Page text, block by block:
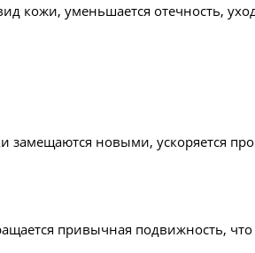
кожи, уменьшается отечность,
новыми, ускоряется
привычная подвижность,